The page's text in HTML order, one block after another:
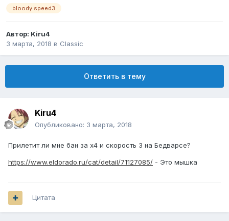
bloody speed3
Автор: Kiru4
3 марта, 2018 в Classic
Ответить в тему
Kiru4
Опубликовано: 3 марта, 2018
Прилетит ли мне бан за x4 и скорость 3 на Бедварсе?
https://www.eldorado.ru/cat/detail/71127085/ - Это мышка
Цитата